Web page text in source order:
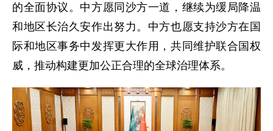
的全面协议。中方愿同沙方一道，继续为缓局降温
和地区长治久安作出努力。中方也愿支持沙方在国
际和地区事务中发挥更大作用，共同维护联合国权
威，推动构建更加公正合理的全球治理体系。